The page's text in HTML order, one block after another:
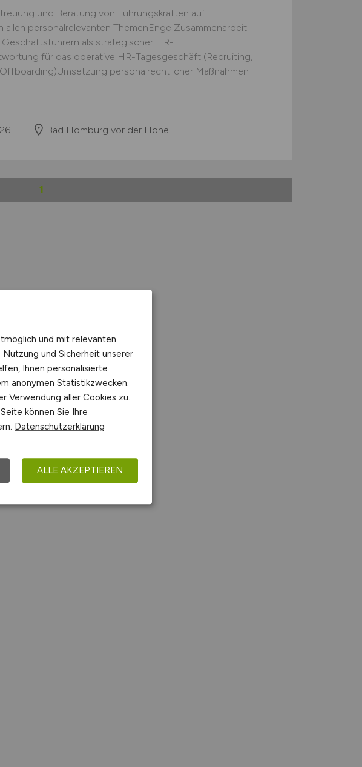
und Beratung von Führungskräften auf
allen personalrelevanten ThemenEnge Zusammenarbeit
Geschäftsführern als strategischer HR-
für das operative HR-Tagesgeschäft (Recruiting,
personalrechtlicher Maßnahmen
Bad Homburg vor der Höhe
1
und mit relevanten
und Sicherheit unserer
Ihnen personalisierte
anonymen Statistikzwecken.
Verwendung aller Cookies zu.
können Sie Ihre
Datenschutzerklärung
ALLE AKZEPTIEREN